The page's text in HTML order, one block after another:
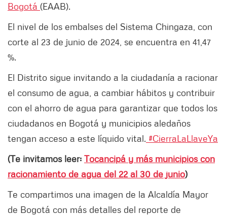
Bogotá (EAAB).
El nivel de los embalses del Sistema Chingaza, con
corte al 23 de junio de 2024, se encuentra en 41,47
%.
El Distrito sigue invitando a la ciudadanía a racionar
el consumo de agua, a cambiar hábitos y contribuir
con el ahorro de agua para garantizar que todos los
ciudadanos en Bogotá y municipios aledaños
tengan acceso a este líquido vital. #CierraLaLlaveYa
(Te invitamos leer: Tocancipá y más municipios con
racionamiento de agua del 22 al 30 de junio)
Te compartimos una imagen de la Alcaldía Mayor
de Bogotá con más detalles del reporte de